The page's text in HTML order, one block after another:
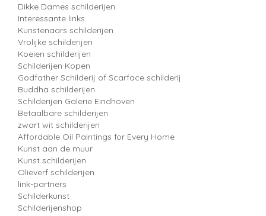
Dikke Dames schilderijen
Interessante links
Kunstenaars schilderijen
Vrolijke schilderijen
Koeien schilderijen
Schilderijen Kopen
Godfather Schilderij of Scarface schilderij
Buddha schilderijen
Schilderijen Galerie Eindhoven
Betaalbare schilderijen
zwart wit schilderijen
Affordable Oil Paintings for Every Home
Kunst aan de muur
Kunst schilderijen
Olieverf schilderijen
link-partners
Schilderkunst
Schilderijenshop